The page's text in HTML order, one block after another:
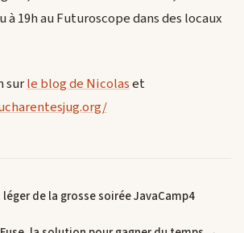
à 19h au Futuroscope dans des locaux
surle blog de Nicolaset
de la grosse soirée JavaCamp4